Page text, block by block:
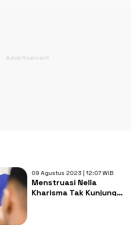
09 Agustus 2023 | 12:07 WIB
Menstruasi Nella
Kharisma Tak Kunjung